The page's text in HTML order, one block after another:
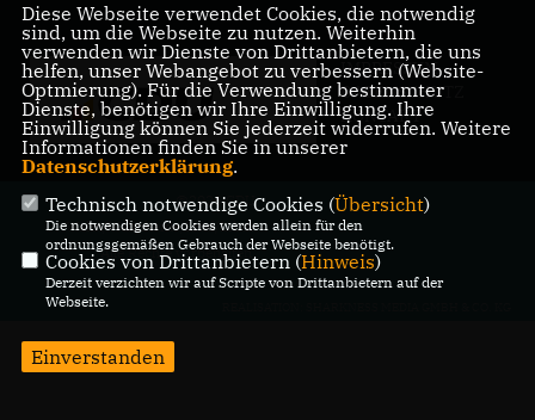
IMPRESSUM
DATENSCHUTZ
KONTAKT
@2026 CDU
Wahn/Wahnheide/Lind/Libur
Alle Rechte vorbehalten.
Diese Webseite verwendet Cookies, die notwendig
sind, um die Webseite zu nutzen. Weiterhin
verwenden wir Dienste von Drittanbietern, die uns
helfen, unser Webangebot zu verbessern (Website-
Optmierung). Für die Verwendung bestimmter
Dienste, benötigen wir Ihre Einwilligung. Ihre
Einwilligung können Sie jederzeit widerrufen. Weitere
Informationen finden Sie in unserer
Datenschutzerklärung.
Technisch notwendige Cookies (Übersicht)
Die notwendigen Cookies werden allein für den
ordnungsgemäßen Gebrauch der Webseite benötigt.
Cookies von Drittanbietern (Hinweis)
Derzeit verzichten wir auf Scripte von Drittanbietern auf der
Webseite.
Einverstanden